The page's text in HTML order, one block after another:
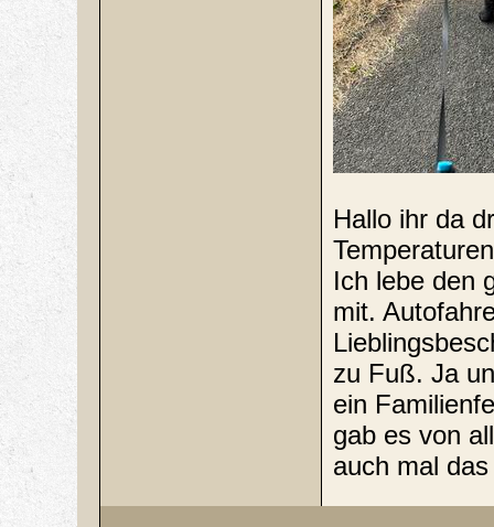
Hallo ihr da
Ich lebe den
mit.
zu Fuß. Ja
ein
gab es von
auch mal